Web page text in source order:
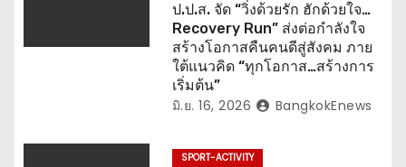
ง
ป.ป.ส. จัด “วิ่งด้วยรัก ฮักด้วยใจ…
Recovery Run” ส่งต่อกำลังใจ
สร้างโอกาสคืนคนดีสู่สังคม ภาย
ใต้แนวคิด “ทุกโอกาส…สร้างการ
เริ่มต้น”
มิ.ย. 16, 2026 BangkokEnews
SPORT-ACTIVITY